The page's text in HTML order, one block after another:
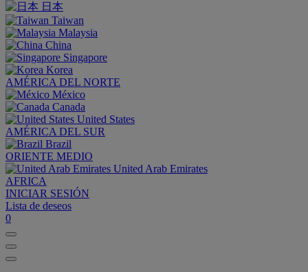
日本
Taiwan
Malaysia
China
Singapore
Korea
AMÉRICA DEL NORTE
México
Canada
United States
AMÉRICA DEL SUR
Brazil
ORIENTE MEDIO
United Arab Emirates
AFRICA
INICIAR SESIÓN
Lista de deseos
0